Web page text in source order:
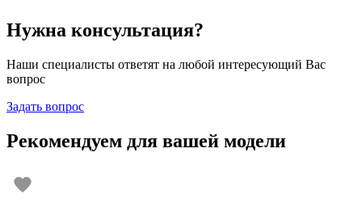
Нужна консультация?
Наши специалисты ответят на любой интересующий Вас
вопрос
Задать вопрос
Рекомендуем для вашей модели